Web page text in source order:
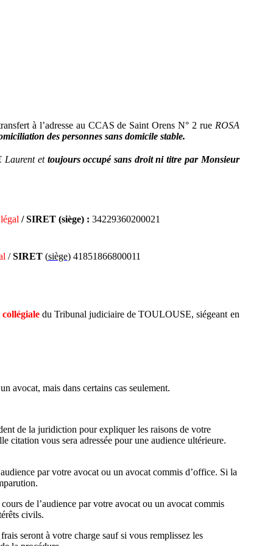
à l’adresse au CCAS de Saint Orens N° 2 rueROSA
des personnes sans domicile stable.
Laurent et toujours occupé sans droit ni titre par Monsieur
/ SIRET (siège) : 34229360200021
/SIRET(siège) 41851866800011
du Tribunal judiciaire de TOULOUSE, siégeant en
avocat, mais dans certains cas seulement.
de la juridiction pour expliquer les raisons de votre
citation vous sera adressée pour une audience ultérieure.
par votre avocat ou un avocat commis d’office. Si la
de l’audience par votre avocat ou un avocat commis
civils.
seront à votre charge sauf si vous remplissez les